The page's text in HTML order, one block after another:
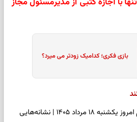
بازی فکری؛ کدامیک زودتر می میرد؟
فال اسم امروز یکشنبه ۱۸ مرداد ۱۴۰۵ | نشانه‌هایی